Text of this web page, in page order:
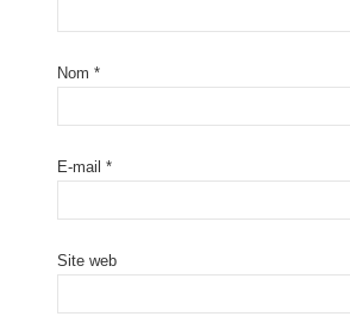
Nom *
E-mail *
Site web